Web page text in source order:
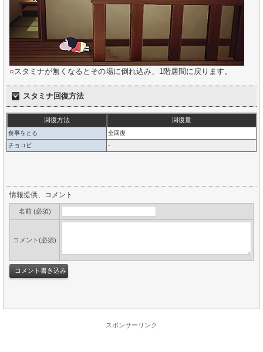
○スタミナが無くなるとその場に倒れ込み、1階居間に戻ります。
スタミナ回復方法
回復方法 回復量
食事をとる
全回復
チョコビ
-
情報提供、コメント
名前 (必須)
コメント(必須)
スポンサーリンク